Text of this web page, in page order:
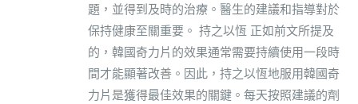
題，並得到及時的治療。醫生的建議和指導對於
保持健康至關重要。 持之以恆 正如前文所提及
的，韓國奇力片的效果通常需要持續使用一段時
間才能顯著改善。因此，持之以恆地服用韓國奇
力片是獲得最佳效果的關鍵。每天按照建議的劑